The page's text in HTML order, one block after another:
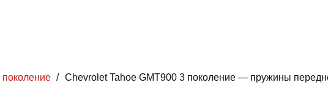
поколение / Chevrolet Tahoe GMT900 3 поколение — пружины